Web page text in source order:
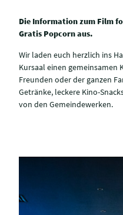
Die Information zum Film
Gratis Popcorn aus.
Wir laden euch herzlich ins
Kursaal einen gemeinsamen
Freunden oder der ganzen
Getränke, leckere Kino-
von den Gemeindewerken.